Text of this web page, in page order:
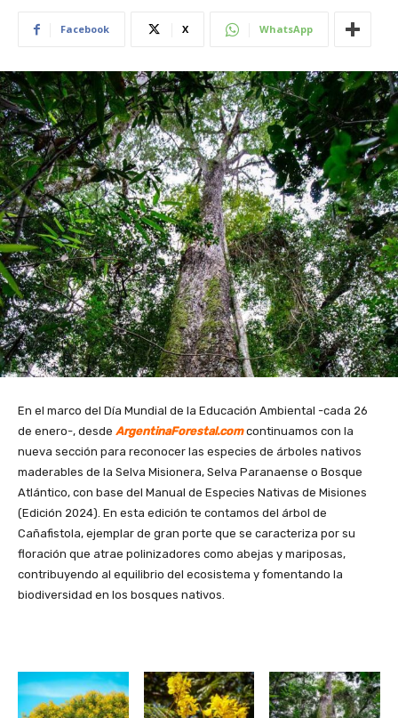
Facebook X WhatsApp
En el marco del Día Mundial de la Educación Ambiental -cada 26
de enero-, desde ArgentinaForestal.comcontinuamos con la
nueva sección para reconocer las especies de árboles nativos
maderables de la Selva Misionera, Selva Paranaense o Bosque
Atlántico, con base del Manual de Especies Nativas de Misiones
(Edición 2024). En esta edición te contamos del árbol de
Cañafistola, ejemplar de gran porte que se caracteriza por su
floración que atrae polinizadores como abejas y mariposas,
contribuyendo al equilibrio del ecosistema y fomentando la
biodiversidad en los bosques nativos.